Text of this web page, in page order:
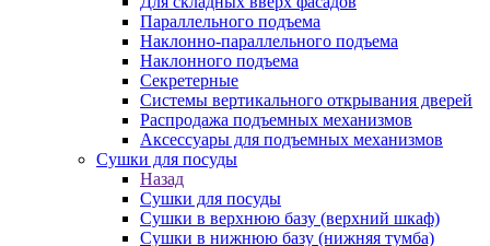
Параллельного подъема
Наклонно-параллельного подъема
Наклонного подъема
Секретерные
Системы вертикального открывания дверей
Распродажа подъемных механизмов
Аксессуары для подъемных механизмов
Сушки для посуды
Назад
Сушки для посуды
Сушки в верхнюю базу (верхний шкаф)
Сушки в нижнюю базу (нижняя тумба)